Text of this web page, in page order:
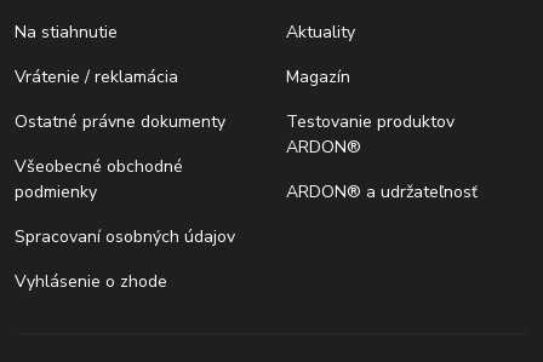
Na stiahnutie
Vrátenie / reklamácia
Ostatné právne dokumenty
Všeobecné obchodné
podmienky
Spracovaní osobných údajov
Vyhlásenie o zhode
Aktuality
Magazín
Testovanie produktov
ARDON®
ARDON® a udržateľnosť